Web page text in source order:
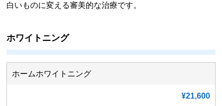
白いものに変える審美的な治療です。
ホワイトニング
ホームホワイトニング
¥21,600